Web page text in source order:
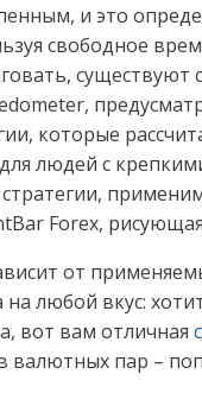
и это
свободное
существуют
которые
людей с
Forex,
от
любой вкус:
вот вам отличная
валютных пар –